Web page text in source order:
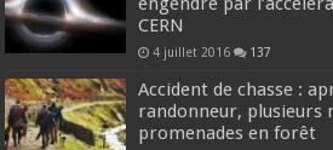
CERN
4 juillet 2016 137
Accident de chasse :
randonneur, plusieurs
promenades en forêt